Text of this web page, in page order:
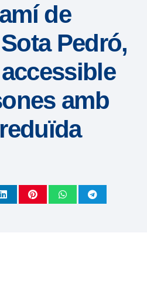
de
Pedró,
amb